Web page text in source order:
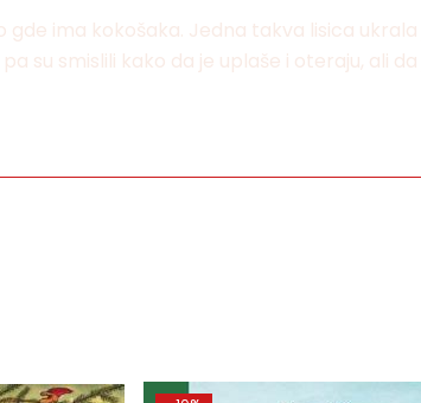
ima kokošaka. Jedna takva lisica
su smislili kako da je uplaše i oteraju, ali